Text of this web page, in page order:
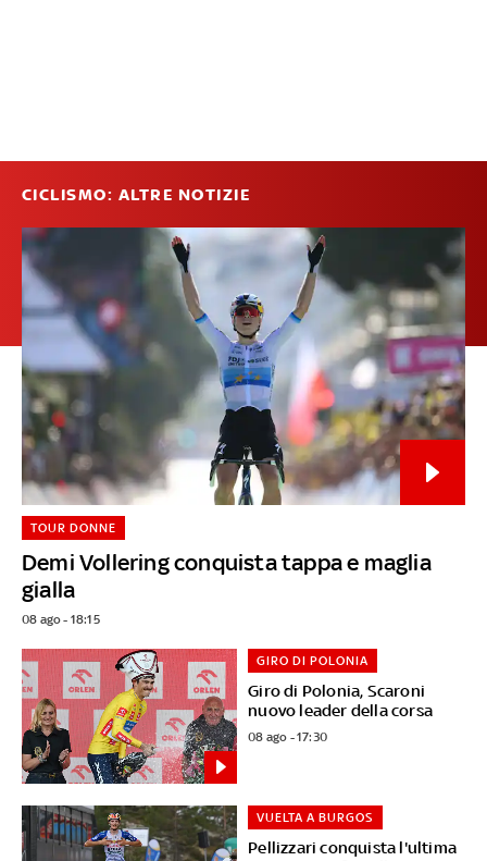
CICLISMO: ALTRE NOTIZIE
Demi Vollering conquista tappa e maglia
gialla
TOUR DONNE
08 ago - 18:15
Giro di Polonia, Scaroni
nuovo leader della corsa
GIRO DI POLONIA
08 ago - 17:30
Pellizzari conquista l'ultima
VUELTA A BURGOS